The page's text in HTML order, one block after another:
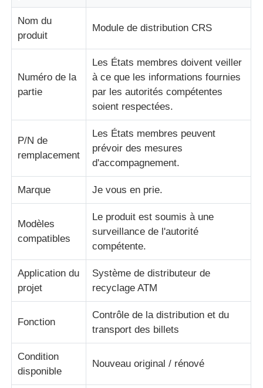
A propos de nous
Contrôle de la qualité
Contact
Demande de soumission
Pièces pour ATM Diebold
Pièces ATM NCR
Pièces d'atmosphère de Wincor
Nom du
produit
Module de distribution CRS
Numéro de la
partie
Les États membres doivent veiller
à ce que les informations fournies
par les autorités compétentes
soient respectées.
P/N de
remplacement
Les États membres peuvent
prévoir des mesures
d'accompagnement.
Marque Je vous en prie.
Modèles
compatibles
Le produit est soumis à une
surveillance de l'autorité
compétente.
Application du
projet
Système de distributeur de
recyclage ATM
Fonction
Contrôle de la distribution et du
transport des billets
Condition
disponible
Nouveau original / rénové